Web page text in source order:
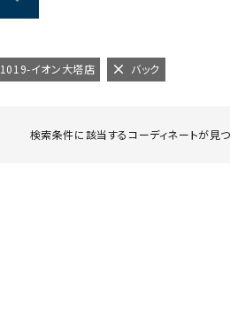
1019-イオン大塔店 バック
検索条件に該当するコーディネートが見